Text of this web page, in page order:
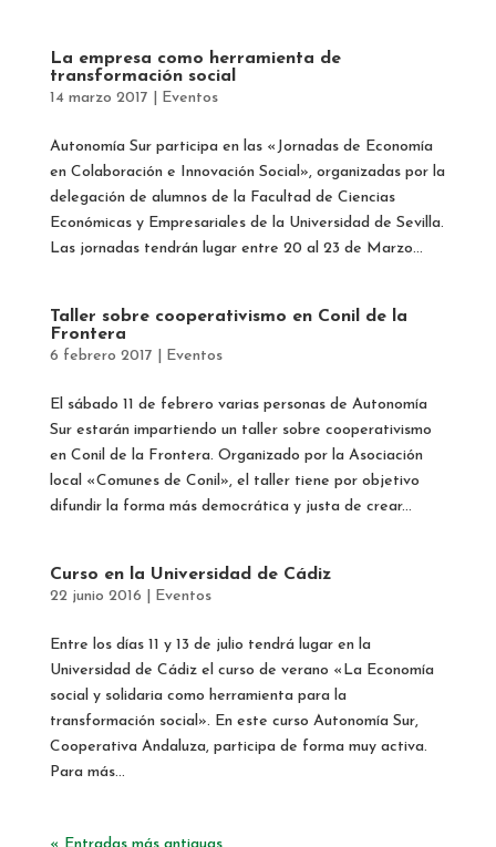
La empresa como herramienta de
transformación social
14 marzo 2017 Eventos
Autonomía Sur participa en las «Jornadas de Economía
en Colaboración e Innovación Social», organizadas por la
delegación de alumnos de la Facultad de Ciencias
Económicas y Empresariales de la Universidad de Sevilla.
Las jornadas tendrán lugar entre 20 al 23 de Marzo...
Taller sobre cooperativismo en Conil de la
Frontera
6 febrero 2017 Eventos
El sábado 11 de febrero varias personas de Autonomía
Sur estarán impartiendo un taller sobre cooperativismo
en Conil de la Frontera. Organizado por la Asociación
local «Comunes de Conil», el taller tiene por objetivo
difundir la forma más democrática y justa de crear...
Curso en la Universidad de Cádiz
22 junio 2016 Eventos
Entre los días 11 y 13 de julio tendrá lugar en la
Universidad de Cádiz el curso de verano «La Economía
social y solidaria como herramienta para la
transformación social». En este curso Autonomía Sur,
Cooperativa Andaluza, participa de forma muy activa.
Para más...